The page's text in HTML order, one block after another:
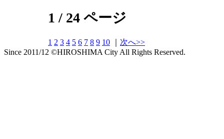
1 / 24 ページ
1 2 3 4 5 6 7 8 9 10
次へ>>
Since 2011/12 ©HIROSHIMA City All Rights Reserved.